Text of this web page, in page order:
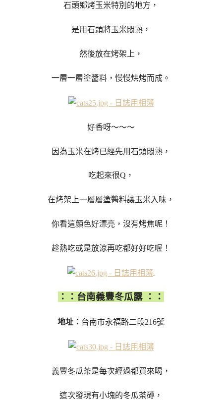
石頭鄉烤玉米特別的地方，
是用石頭將玉米悶熟，
然後放在烤架上，
一層一層塗醬料，慢慢烘烤而成。
好香呀～～～
因為玉米在烤已經先用石頭悶熟，
吃起來很Q，
在烤架上一層層塗醬料讓玉米入味，
你看這顏色好漂亮，沒有烤焦呢！
趁熱吃或是放涼再吃都好好吃喔！
：：台南義豐冬瓜露 ：：
地址： 台南市永福路二段216號
義豐冬瓜茶是每次經過都買來喝，
這次發現有小塊的冬瓜茶磚，